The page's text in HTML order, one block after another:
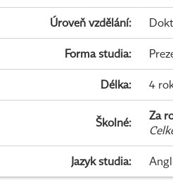
Úroveň vzdělání:
Forma studia:
Délka: 4
Školné: Za
Jazyk studia: